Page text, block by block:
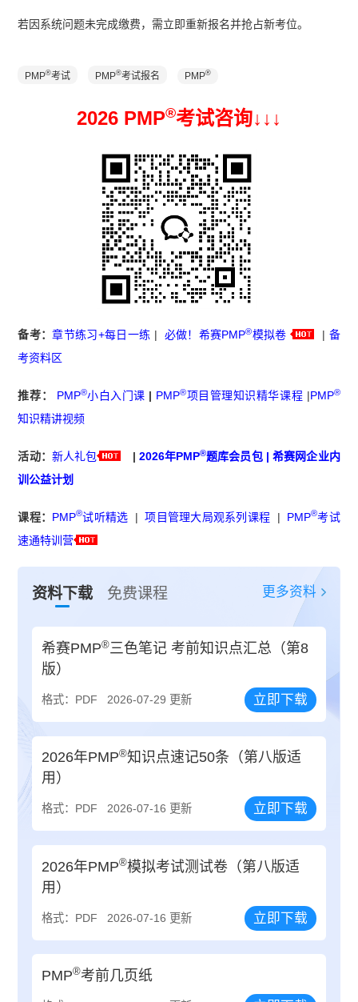
若因系统问题未完成缴费，需立即重新报名并抢占新考位。
PMP®考试 PMP®考试报名 PMP®
2026 PMP®考试咨询↓ ↓ ↓
备考：章节练习+每日一练 | 必做！希赛PMP®模拟卷 | 备
考资料区
推荐： PMP®小白入门课 | PMP®项目管理知识精华课程 |PMP®
知识精讲视频
活动： 新人礼包 | 2026年PMP®题库会员包 | 希赛网企业内
训公益计划
课程： PMP®试听精选 |项目管理大局观系列课程 | PMP®考试
速通特训营
资料下载 免费课程 更多资料
希赛PMP®三色笔记 考前知识点汇总（第8
版）
格式：PDF 2026-07-29 更新 立即下载
2026年PMP®知识点速记50条（第八版适
用）
格式：PDF 2026-07-16 更新 立即下载
2026年PMP®模拟考试测试卷（第八版适
用）
格式：PDF 2026-07-16 更新 立即下载
PMP®考前几页纸